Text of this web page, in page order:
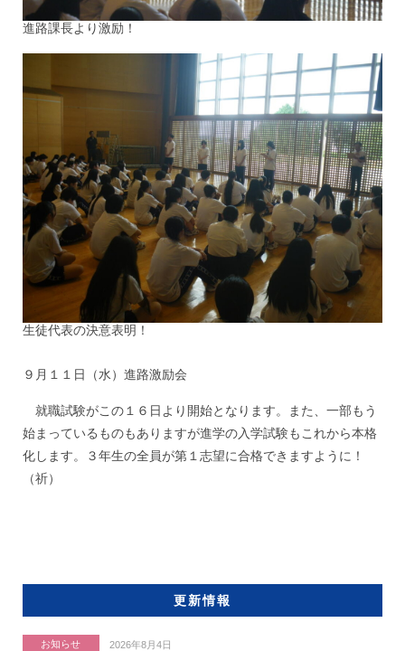
進路課長より激励！
生徒代表の決意表明！
９月１１日（水）進路激励会
就職試験がこの１６日より開始となります。また、一部もう
始まっているものもありますが進学の入学試験もこれから本格
化します。３年生の全員が第１志望に合格できますように！
（祈）
更新情報
お知らせ 2026年8月4日